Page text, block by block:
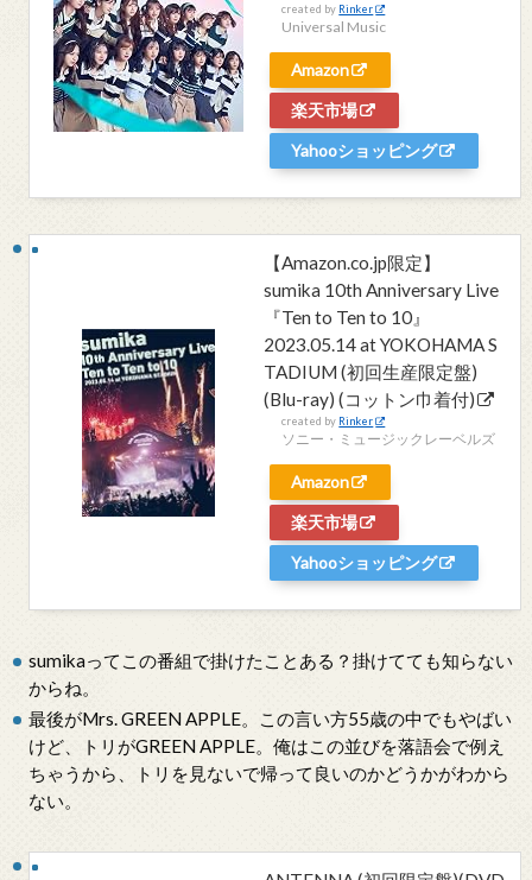
created by Rinker
Universal Music
Amazon
楽天市場
Yahooショッピング
【Amazon.co.jp限定】
sumika 10th Anniversary Live
『Ten to Ten to 10』
2023.05.14 at YOKOHAMA S
TADIUM (初回生産限定盤)
(Blu-ray) (コットン巾着付)
created by Rinker
ソニー・ミュージックレーベルズ
Amazon
楽天市場
Yahooショッピング
sumikaってこの番組で掛けたことある？掛けてても知らない
からね。
最後がMrs. GREEN APPLE。この言い方55歳の中でもやばい
けど、トリがGREEN APPLE。俺はこの並びを落語会で例え
ちゃうから、トリを見ないで帰って良いのかどうかがわから
ない。